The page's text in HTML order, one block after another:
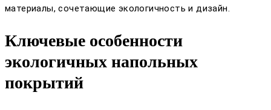
материалы, сочетающие экологичность и дизайн.
Ключевые особенности
экологичных напольных
покрытий